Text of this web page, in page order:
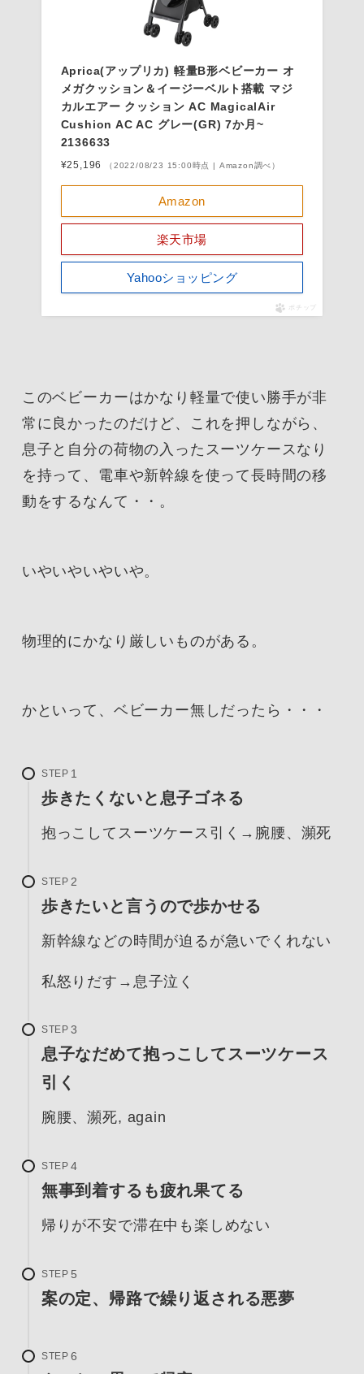
Aprica(アップリカ) 軽量B形ベビーカー オ
メガクッション＆イージーベルト搭載 マジ
カルエアー クッション AC MagicalAir
Cushion AC AC グレー(GR) 7か月~
2136633
¥25,196 （2022/08/23 15:00時点 | Amazon調べ）
Amazon
楽天市場
Yahooショッピング
ポチップ
このベビーカーはかなり軽量で使い勝手が非
常に良かったのだけど、これを押しながら、
息子と自分の荷物の入ったスーツケースなり
を持って、電車や新幹線を使って長時間の移
動をするなんて・・。
いやいやいやいや。
物理的にかなり厳しいものがある。
かといって、ベビーカー無しだったら・・・
STEP
歩きたくないと息子ゴネる
抱っこしてスーツケース引く→腕腰、瀕死
STEP
歩きたいと言うので歩かせる
新幹線などの時間が迫るが急いでくれない
私怒りだす→息子泣く
STEP
息子なだめて抱っこしてスーツケース
引く
腕腰、瀕死, again
STEP
無事到着するも疲れ果てる
帰りが不安で滞在中も楽しめない
STEP
案の定、帰路で繰り返される悪夢
STEP